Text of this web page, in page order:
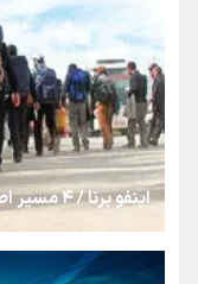
شکستگیِ
رسانه
اینفو برنا / ۴ مسیر اصلی پیاده روی اربعین در عراق